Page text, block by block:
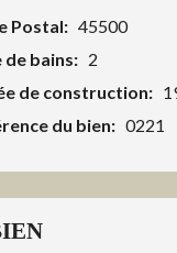
Postal: 45500
de bains: 2
de construction:
du bien: 0221